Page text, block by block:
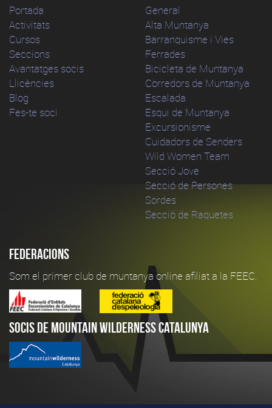
Portada
Activitats
Cursos
Seccions
Avantatges socis
Llicències
Blog
Fes-te soci
General
Alta Muntanya
Barranquisme i Vies
Ferrades
Bicicleta de Muntanya
Corredors de Muntanya
Escalada
Esqui de Muntanya
Excursionisme
Cuidadors de Senders
Wild Women Team
Secció Jove
Secció de Persones
Sordes
Secció de Raquetes
Federacions
Som el primer club de muntanya online afiliat a la FEEC.
Socis de Mountain Wilderness Catalunya